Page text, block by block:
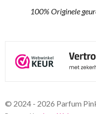
100% Originele
© 2024 - 2026 Parfum